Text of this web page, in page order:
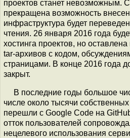
проектов станет невозможным. С
прекращена возможность
инфраструктура будет
чтения. 26 января 2016 года
хостинга проектов, но оставлена
tar-архивов с кодом,
страницами. В конце 2016 года
закрыт.
В последние годы большое
числе около тысячи
перешли с Google Code на
отток пользователей
нецелевого использования